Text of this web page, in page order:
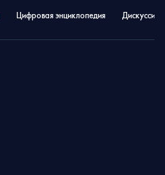
Цифровая энциклопедия